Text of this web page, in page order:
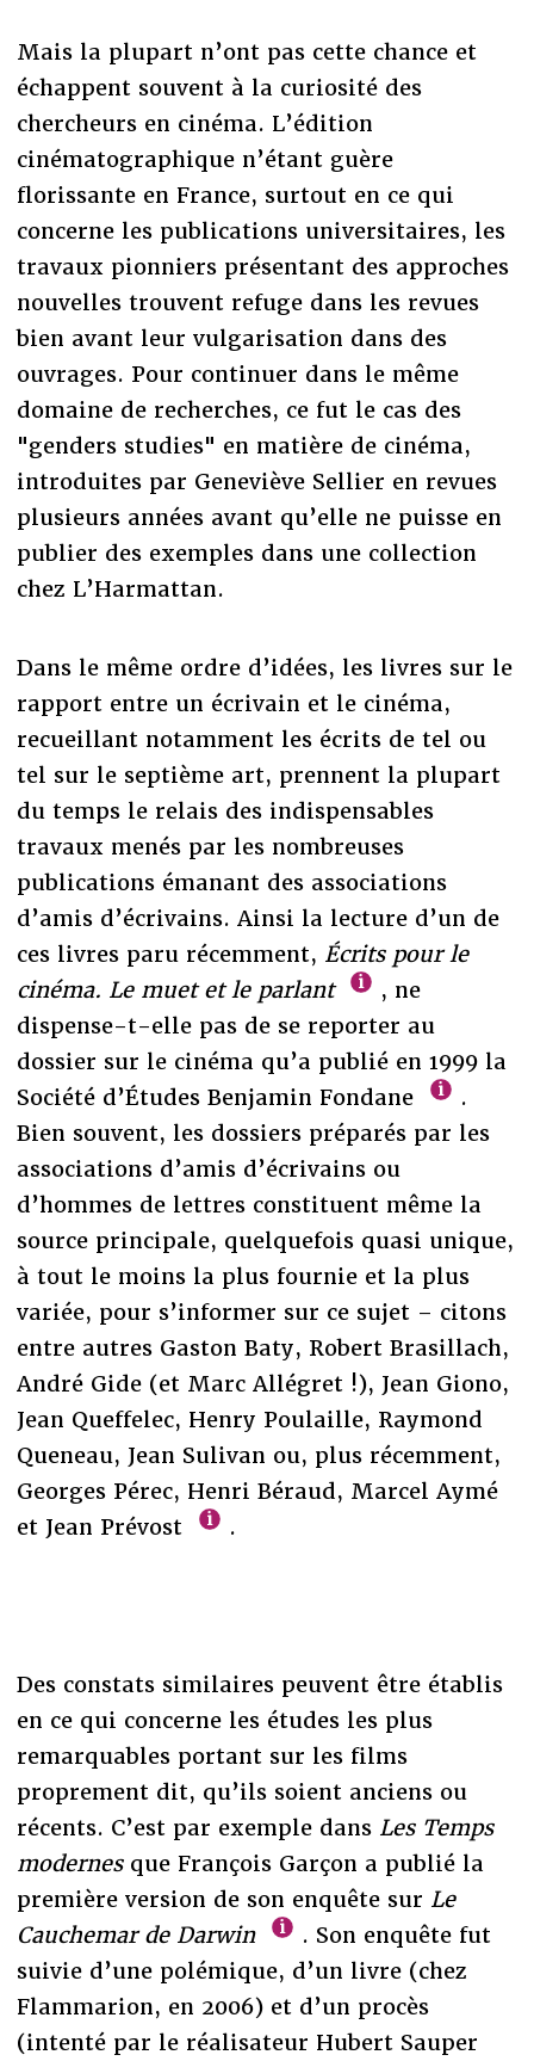
Mais la plupart n’ont pas cette chance et
échappent souvent à la curiosité des
chercheurs en cinéma. L’édition
cinématographique n’étant guère
florissante en France, surtout en ce qui
concerne les publications universitaires, les
travaux pionniers présentant des approches
nouvelles trouvent refuge dans les revues
bien avant leur vulgarisation dans des
ouvrages. Pour continuer dans le même
domaine de recherches, ce fut le cas des
"genders studies" en matière de cinéma,
introduites par Geneviève Sellier en revues
plusieurs années avant qu’elle ne puisse en
publier des exemples dans une collection
chez L’Harmattan.
Dans le même ordre d’idées, les livres sur le
rapport entre un écrivain et le cinéma,
recueillant notamment les écrits de tel ou
tel sur le septième art, prennent la plupart
du temps le relais des indispensables
travaux menés par les nombreuses
publications émanant des associations
d’amis d’écrivains. Ainsi la lecture d’un de
ces livres paru récemment, Écrits pour le
cinéma. Le muet et le parlant
, ne
dispense-t-elle pas de se reporter au
dossier sur le cinéma qu’a publié en 1999 la
Société d’Études Benjamin Fondane
.
Bien souvent, les dossiers préparés par les
associations d’amis d’écrivains ou
d’hommes de lettres constituent même la
source principale, quelquefois quasi unique,
à tout le moins la plus fournie et la plus
variée, pour s’informer sur ce sujet – citons
entre autres Gaston Baty, Robert Brasillach,
André Gide (et Marc Allégret !), Jean Giono,
Jean Queffelec, Henry Poulaille, Raymond
Queneau, Jean Sulivan ou, plus récemment,
Georges Pérec, Henri Béraud, Marcel Aymé
et Jean Prévost
.
Des constats similaires peuvent être établis
en ce qui concerne les études les plus
remarquables portant sur les films
proprement dit, qu’ils soient anciens ou
récents. C’est par exemple dans Les Temps
modernesque François Garçon a publié la
première version de son enquête sur Le
Cauchemar de Darwin
. Son enquête fut
suivie d’une polémique, d’un livre (chez
Flammarion, en 2006) et d’un procès
(intenté par le réalisateur Hubert Sauper